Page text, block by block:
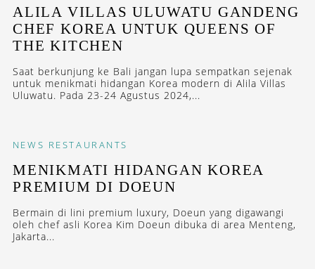
ALILA VILLAS ULUWATU GANDENG
CHEF KOREA UNTUK QUEENS OF
THE KITCHEN
Saat berkunjung ke Bali jangan lupa sempatkan sejenak
untuk menikmati hidangan Korea modern di Alila Villas
Uluwatu. Pada 23-24 Agustus 2024,...
NEWS RESTAURANTS
MENIKMATI HIDANGAN KOREA
PREMIUM DI DOEUN
Bermain di lini premium luxury, Doeun yang digawangi
oleh chef asli Korea Kim Doeun dibuka di area Menteng,
Jakarta...